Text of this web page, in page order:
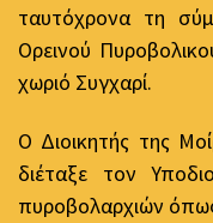
ταυτόχρονα τη
Ορεινού
χωριό Συγχαρί.
Ο Διοικητής της
διέταξε τον
πυροβολαρχιών